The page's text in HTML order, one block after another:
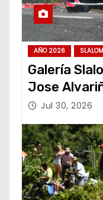
AÑO 2026 SLALOM
Galería
Jose
Jul 30, 2026